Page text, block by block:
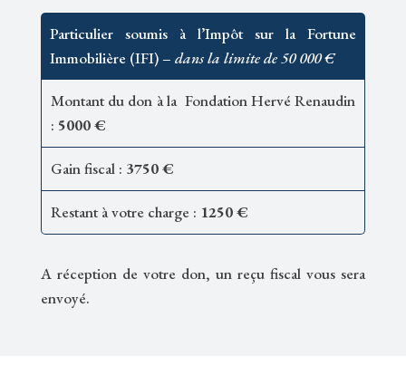
Particulier soumis à l’Impôt sur la Fortune
Immobilière (IFI) – dans la limite de 50 000 €
Montant du don à la Fondation Hervé Renaudin
: 5000 €
Gain fiscal : 3750 €
Restant à votre charge : 1250 €
A réception de votre don, un reçu fiscal vous sera
envoyé.